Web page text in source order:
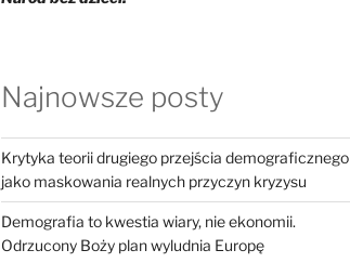
Najnowsze posty
Krytyka teorii drugiego przejścia demograficznego
jako maskowania realnych przyczyn kryzysu
Demografia to kwestia wiary, nie ekonomii.
Odrzucony Boży plan wyludnia Europę